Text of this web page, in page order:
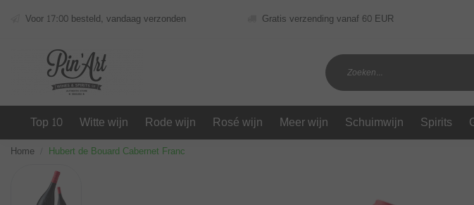
Voor 17:00 besteld, vandaag verzonden Gratis verzending vanaf 60 EUR
Top 10 Witte wijn Rode wijn Rosé wijn Meer wijn Schuimwijn Spirits
Home Hubert de Bouard Cabernet Franc